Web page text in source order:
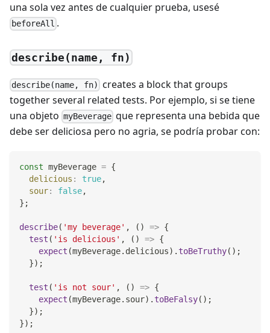
una sola vez antes de cualquier prueba, usesé
beforeAll .
describe(name, fn)
describe(name, fn) creates a block that groups
together several related tests. Por ejemplo, si se tiene
una objeto myBeverage que representa una bebida que
debe ser deliciosa pero no agria, se podría probar con:
const myBeverage = {
delicious : true,
sour: false,
} ;
describe( 'my beverage' , ( ) => {
test ( 'is delicious' , ( ) => {
expect (myBeverage. delicious) . toBeTruthy( ) ;
}) ;
test ( 'is not sour' , ( ) => {
expect (myBeverage. sour) . toBeFalsy( ) ;
}) ;
}) ;